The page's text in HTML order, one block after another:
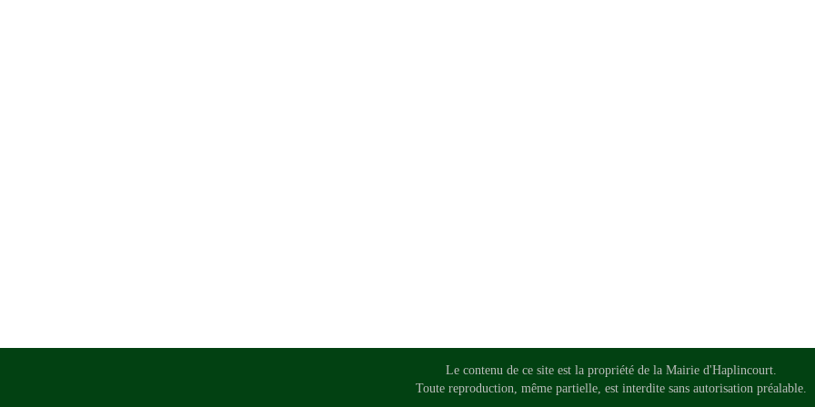
Le contenu de ce site est la propriété de la Mairie d'Haplincourt.
Toute reproduction, même partielle, est interdite sans autorisation préalable.